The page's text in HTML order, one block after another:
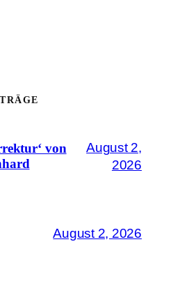
von
August 2,
2026
August 2, 2026